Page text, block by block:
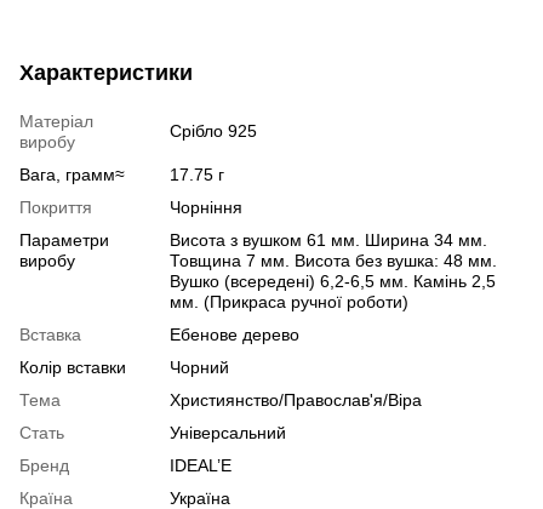
Характеристики
Матеріал
виробу
Срібло 925
Вага, грамм≈
17.75 г
Покриття
Чорніння
Параметри
виробу
Висота з вушком 61 мм. Ширина 34 мм.
Товщина 7 мм. Висота без вушка: 48 мм.
Вушко (всередені) 6,2-6,5 мм. Камінь 2,5
мм. (Прикраса ручної роботи)
Вставка
Ебенове дерево
Колір вставки
Чорний
Тема
Християнство/Православ'я/Віра
Стать
Універсальний
Бренд
IDEAL’E
Країна
Україна